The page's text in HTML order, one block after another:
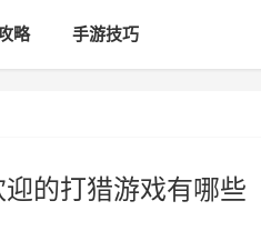
略 手游技巧
的打猎游戏有哪些